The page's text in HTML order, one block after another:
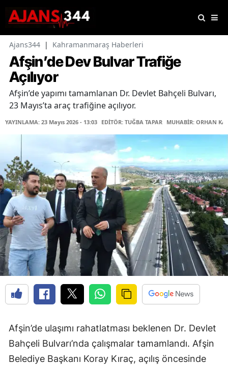
Ajans344 | Kahramanmaraş Haberleri
Afşin’de Dev Bulvar Trafiğe
Açılıyor
Afşin’de yapımı tamamlanan Dr. Devlet Bahçeli Bulvarı,
23 Mayıs’ta araç trafiğine açılıyor.
YAYINLAMA: 23 Mayıs 2026 - 13:03 EDİTÖR: TUĞBA TAPAR MUHABİR: ORHAN
Afşin’de ulaşımı rahatlatması beklenen Dr. Devlet
Bahçeli Bulvarı’nda çalışmalar tamamlandı. Afşin
Belediye Başkanı Koray Kıraç, açılış öncesinde